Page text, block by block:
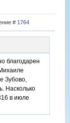
# 1764
благодарен
Зубово,
Насколько
в июле